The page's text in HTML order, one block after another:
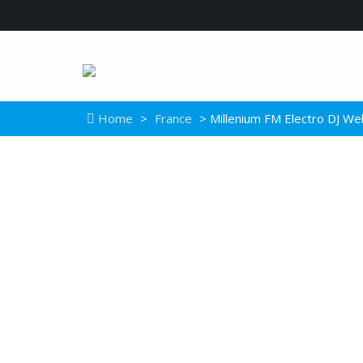
Home > France > Millenium FM Electro DJ